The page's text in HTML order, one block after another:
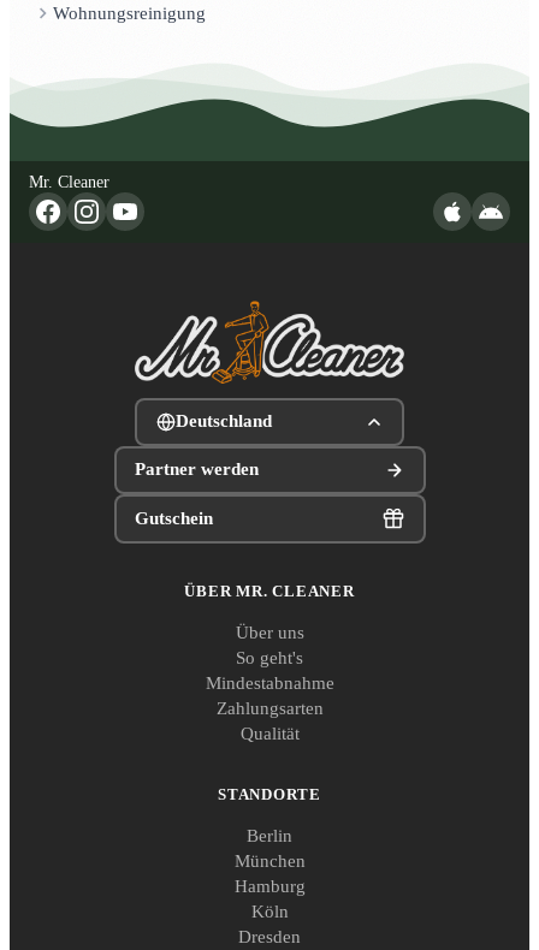
Wohnungsreinigung
Mr. Cleaner
Deutschland
Partner werden
Gutschein
ÜBER MR. CLEANER
Über uns
So geht's
Mindestabnahme
Zahlungsarten
Qualität
STANDORTE
Berlin
München
Hamburg
Köln
Dresden